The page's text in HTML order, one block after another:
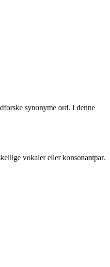
synonyme ord. I denne
vokaler eller konsonantpar.